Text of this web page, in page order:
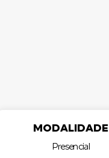
MODALIDADE
Presencial